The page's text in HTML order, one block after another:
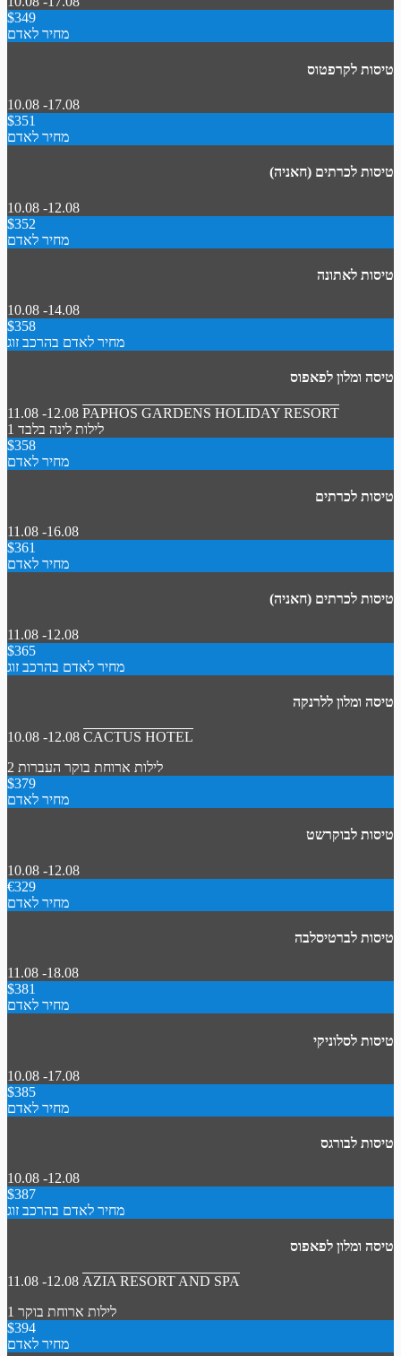
$349
מחיר לאדם
טיסות לקרפטוס
10.08 -17.08
$351
מחיר לאדם
טיסות לכרתים (חאניה)
10.08 -12.08
$352
מחיר לאדם
טיסות לאתונה
10.08 -14.08
$358
מחיר לאדם בהרכב זוג
טיסה ומלון לפאפוס
11.08 -12.08 PAPHOS GARDENS HOLIDAY RESORT
1 לילות לינה בלבד
$358
מחיר לאדם
טיסות לכרתים
11.08 -16.08
$361
מחיר לאדם
טיסות לכרתים (חאניה)
11.08 -12.08
$365
מחיר לאדם בהרכב זוג
טיסה ומלון ללרנקה
10.08 -12.08 CACTUS HOTEL
2 לילות ארוחת בוקר העברות
$379
מחיר לאדם
טיסות לבוקרשט
10.08 -12.08
€329
מחיר לאדם
טיסות לברטיסלבה
11.08 -18.08
$381
מחיר לאדם
טיסות לסלוניקי
10.08 -17.08
$385
מחיר לאדם
טיסות לבורגס
10.08 -12.08
$387
מחיר לאדם בהרכב זוג
טיסה ומלון לפאפוס
11.08 -12.08 AZIA RESORT AND SPA
1 לילות ארוחת בוקר
$394
מחיר לאדם